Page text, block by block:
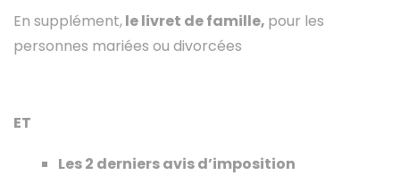
En supplément,le livret de famille, pour les
personnes mariées ou divorcées
ET
Les 2 derniers avis d’imposition